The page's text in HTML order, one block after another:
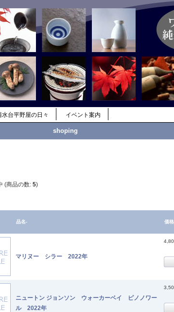
水台平野屋の日々 イベント案内
shoping
(商品の数: 5)
品名- 価格
マリヌー シラー 2022年
ニュートン ジョンソン ウォーカーベイ ピノノワー
ル 2022年